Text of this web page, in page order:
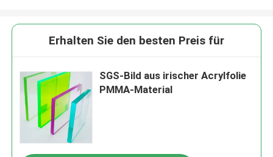
Erhalten Sie den besten Preis für
SGS-Bild aus irischer Acrylfolie
PMMA-Material